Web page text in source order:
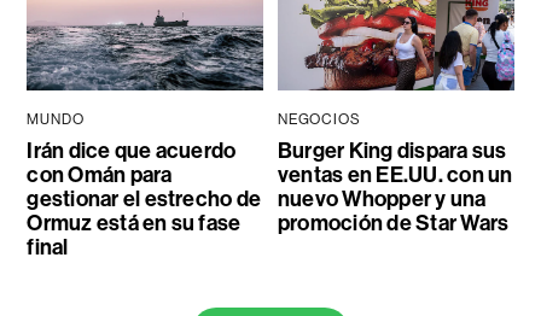
MUNDO
Irán dice que acuerdo
con Omán para
gestionar el estrecho de
Ormuz está en su fase
final
NEGOCIOS
Burger King dispara sus
ventas en EE.UU. con un
nuevo Whopper y una
promoción de Star Wars